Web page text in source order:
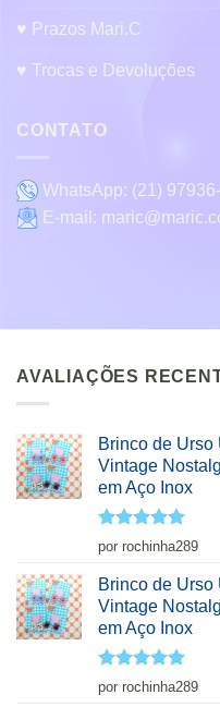
♥ Prazos Mari.C
♥ Trocas e Devoluções
CONTATO
WhatsApp: (21)
E-mail:
AVALIAÇÕES
Brinco de
Vintage
em Aço Inox
Avaliação5
de 5
por rochinha289
Brinco de
Vintage
em Aço Inox
Avaliação5
de 5
por rochinha289